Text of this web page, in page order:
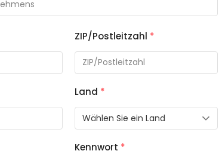
ZIP/Postleitzahl *
Land *
Kennwort *